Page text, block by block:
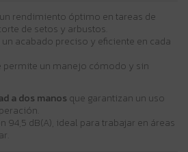
rendimiento óptimo en tareas de
de setos y arbustos.
un acabado preciso y eficiente en cada
permite un manejo cómodo y sin
a dos manos que garantizan un uso
94,5 dB(A), ideal para trabajar en áreas